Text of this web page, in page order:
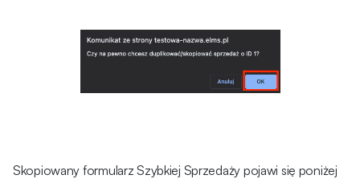
Skopiowany formularz Szybkiej Sprzedaży pojawi się poniżej